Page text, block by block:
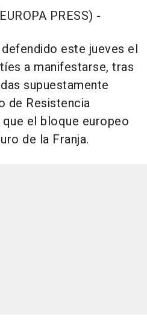
PRESS) -
defendido este jueves el
a manifestarse, tras
supuestamente
de Resistencia
el bloque europeo
de la Franja.